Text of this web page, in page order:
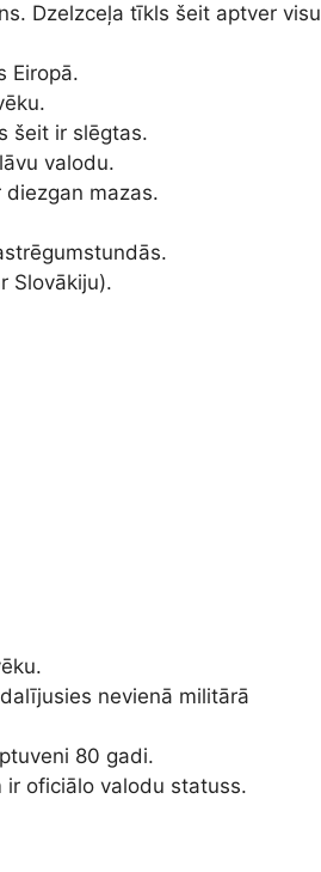
Dzelzceļa tīkls šeit aptver visu
Eiropā.
šeit ir slēgtas.
valodu.
mazas.
Slovākiju).
nevienā militārā
80 gadi.
ir oficiālo valodu statuss.